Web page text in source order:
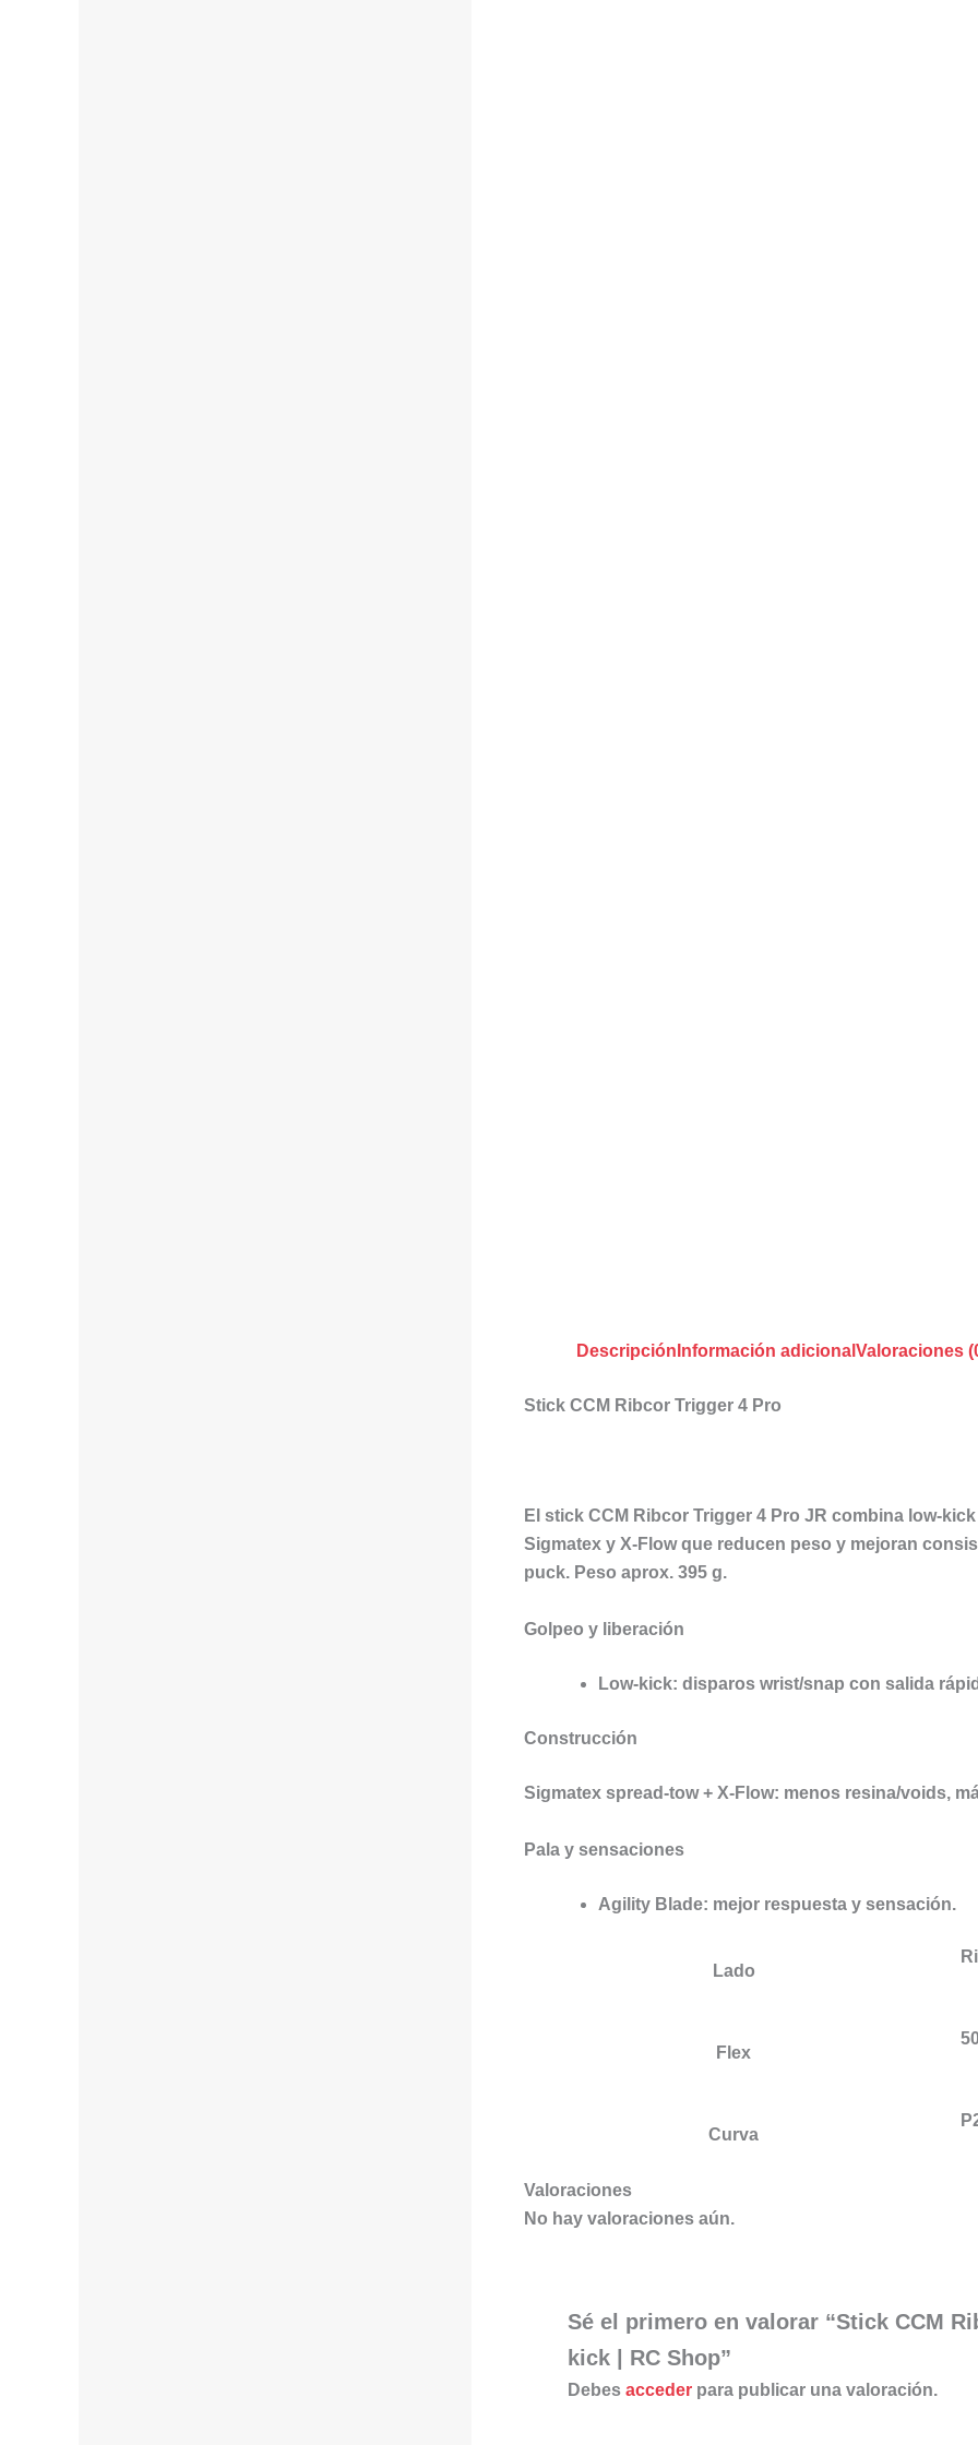
Descripción Información adicional Valoraciones
Stick CCM Ribcor Trigger 4 Pro
El stick CCM Ribcor Trigger 4 Pro JR combina low-kick
Sigmatex y X-Flowque reducen peso y mejoran
puck. Peso aprox. 395 g.
Golpeo y liberación
Low-kick: disparos wrist/snap con salida
Construcción
Sigmatex spread-tow+ X-Flow: menos resina/voids,
Pala y sensaciones
Agility Blade: mejor respuesta y sensación.
Lado
Flex
Curva
Valoraciones
No hay valoraciones aún.
Sé el primero en valorar “Stick CCM
kick | RC Shop”
Debes acceder para publicar una valoración.